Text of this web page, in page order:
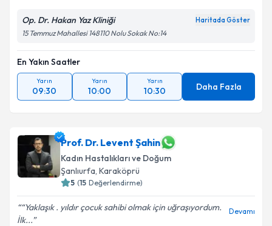
Op. Dr. Hakan Yaz Kliniği Haritada Göster
15 Temmuz Mahallesi 148110 Nolu Sokak No:14
En Yakın Saatler
Yarın
09:30
Yarın
10:00
Yarın
10:30 Daha Fazla
Prof. Dr. Levent Şahin
Kadın Hastalıkları ve Doğum
Şanlıurfa, Karaköprü
5 (15 Değerlendirme)
“Yaklaşık . yıldır çocuk sahibi olmak için uğraşıyordum.
İlk...
Devamı